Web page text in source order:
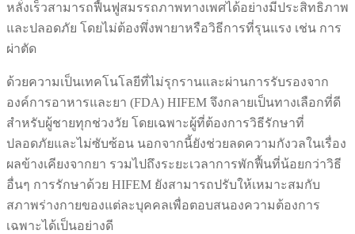
หลั่งเร็วสามารถฟื้นฟูสมรรถภาพทางเพศได้อย่างมีประสิทธิภาพ
และปลอดภัย โดยไม่ต้องพึ่งพายาหรือวิธีการที่รุนแรง เช่น การ
ผ่าตัด
ด้วยความเป็นเทคโนโลยีที่ไม่รุกรานและผ่านการรับรองจาก
องค์การอาหารและยา (FDA) HIFEM จึงกลายเป็นทางเลือกที่ดี
สำหรับผู้ชายทุกช่วงวัย โดยเฉพาะผู้ที่ต้องการวิธีรักษาที่
ปลอดภัยและไม่ซับซ้อน นอกจากนี้ยังช่วยลดความกังวลในเรื่อง
ผลข้างเคียงจากยา รวมไปถึงระยะเวลาการพักฟื้นที่น้อยกว่าวิธี
อื่นๆ การรักษาด้วย HIFEM ยังสามารถปรับให้เหมาะสมกับ
สภาพร่างกายของแต่ละบุคคลเพื่อตอบสนองความต้องการ
เฉพาะได้เป็นอย่างดี